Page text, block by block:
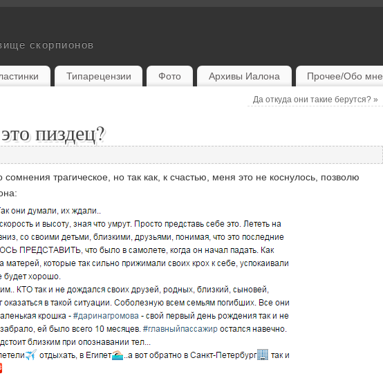
скорпионов
Типарецензии Фото Архивы Иалона Прочее/Обо мне
Да откуда они такие берутся?»
пиздец?
трагическое, но так как, к счастью, меня это не коснулось, позволю